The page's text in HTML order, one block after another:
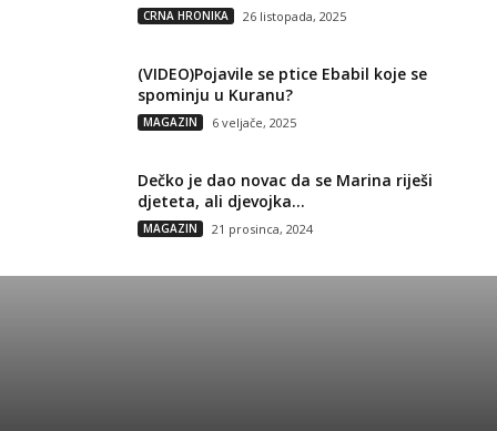
CRNA HRONIKA 26 listopada, 2025
(VIDEO)Pojavile se ptice Ebabil koje se
spominju u Kuranu?
MAGAZIN 6 veljače, 2025
Dečko je dao novac da se Marina riješi
djeteta, ali djevojka...
MAGAZIN 21 prosinca, 2024